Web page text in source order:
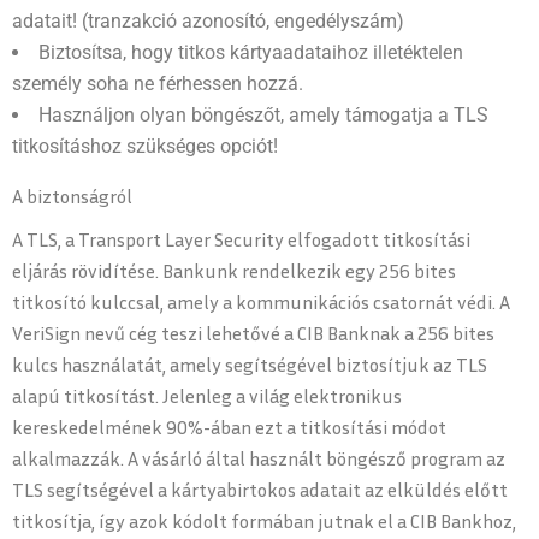
adatait! (tranzakció azonosító, engedélyszám)
Biztosítsa, hogy titkos kártyaadataihoz illetéktelen
személy soha ne férhessen hozzá.
Használjon olyan böngészőt, amely támogatja a TLS
titkosításhoz szükséges opciót!
A biztonságról
A TLS, a Transport Layer Security elfogadott titkosítási
eljárás rövidítése. Bankunk rendelkezik egy 256 bites
titkosító kulccsal, amely a kommunikációs csatornát védi. A
VeriSign nevű cég teszi lehetővé a CIB Banknak a 256 bites
kulcs használatát, amely segítségével biztosítjuk az TLS
alapú titkosítást. Jelenleg a világ elektronikus
kereskedelmének 90%-ában ezt a titkosítási módot
alkalmazzák. A vásárló által használt böngésző program az
TLS segítségével a kártyabirtokos adatait az elküldés előtt
titkosítja, így azok kódolt formában jutnak el a CIB Bankhoz,